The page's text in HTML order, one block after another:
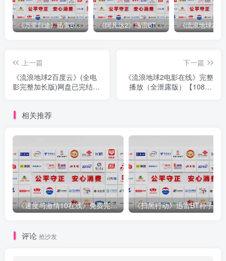
《万里归途》迅雷BT完整下载[mp3／3.14GB／2.15GB 《阿凡达2》迅雷BT完整下载[MP4／3.12GB／5.35GB]中
上一篇
《流浪地球2百度云》(全电
影完整加长版)网盘已完结
下一篇
《流浪地球2电影在线》完整
播放（全泄露版）【1080P
相关推荐
《速度与激情10在线》免费完整观看（全集超前点播免费版）
评论 抢沙发